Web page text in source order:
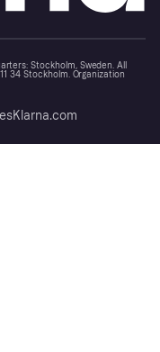
Stockholm, Sweden. All
34 Stockholm. Organization
Klarna.com